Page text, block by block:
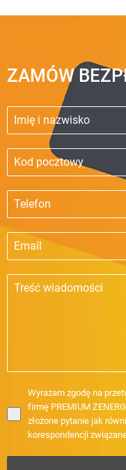
ZAMÓW
Wyrażam zgodę na
firmę PREMIUM
złożone pytanie jak
korespondencji